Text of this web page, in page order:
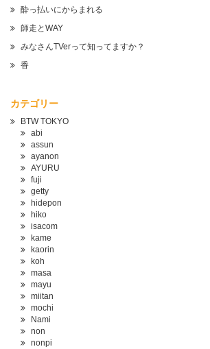
酔っ払いにからまれる
師走とWAY
みなさんTVerって知ってますか？
香
カテゴリー
BTW TOKYO
abi
assun
ayanon
AYURU
fuji
getty
hidepon
hiko
isacom
kame
kaorin
koh
masa
mayu
miitan
mochi
Nami
non
nonpi